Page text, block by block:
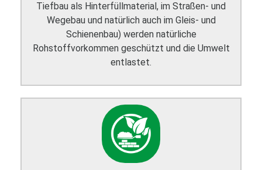
Tiefbau als Hinterfüllmaterial, im Straßen- und
Wegebau und natürlich auch im Gleis- und
Schienenbau) werden natürliche
Rohstoffvorkommen geschützt und die Umwelt
entlastet.